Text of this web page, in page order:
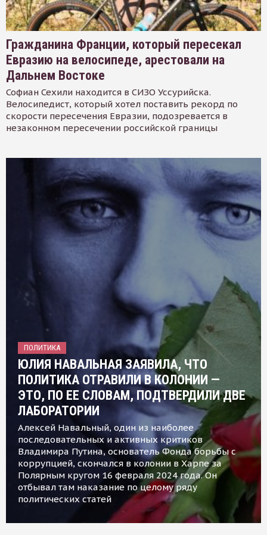
Гражданина Франции, который пересекал
Евразию на велосипеде, арестовали на
Дальнем Востоке
Софиан Сехили находится в СИЗО Уссурийска.
Велосипедист, который хотел поставить рекорд по
скорости пересечения Евразии, подозревается в
незаконном пересечении российской границы
ПОЛИТИКА
ЮЛИЯ НАВАЛЬНАЯ ЗАЯВИЛА, ЧТО
ПОЛИТИКА ОТРАВИЛИ В КОЛОНИИ —
ЭТО, ПО ЕЕ СЛОВАМ, ПОДТВЕРДИЛИ ДВЕ
ЛАБОРАТОРИИ
Алексей Навальный, один из наиболее
последовательных и активных критиков
Владимира Путина, основатель Фонда борьбы с
коррупцией, скончался в колонии в Харпе за
Полярным кругом 16 февраля 2024 года. Он
отбывал там наказание по целому ряду
политических статей